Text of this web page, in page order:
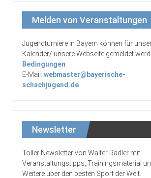
Melden von Veranstaltungen
Jugendturniere in Bayern können für
Kalender/ unsere Webseite gemeldet
Bedingungen
E-Mail: webmaster@bayerische-
schachjugend.de
Newsletter
Toller Newsletter von Walter Rädler mit
Veranstaltungstipps, Trainingsmaterial
Weitere über den besten Sport der Welt.